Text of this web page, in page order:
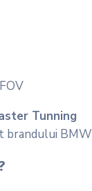
Tunning
brandului BMW